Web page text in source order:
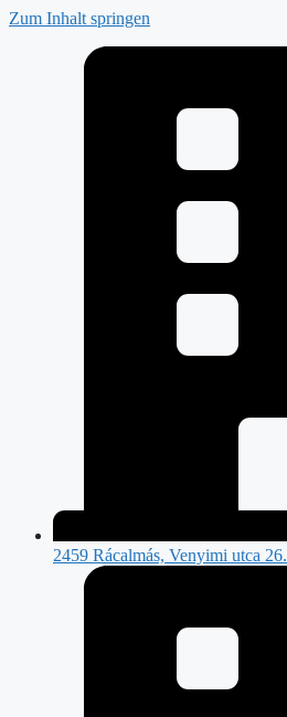
Zum Inhalt springen
2459 Rácalmás, Venyimi utca 26.